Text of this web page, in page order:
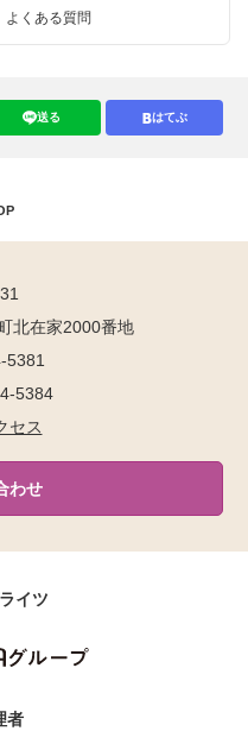
よくある質問
送る はてぶ
北在家2000番地
5381
5384
セス
わせ
イツ
者